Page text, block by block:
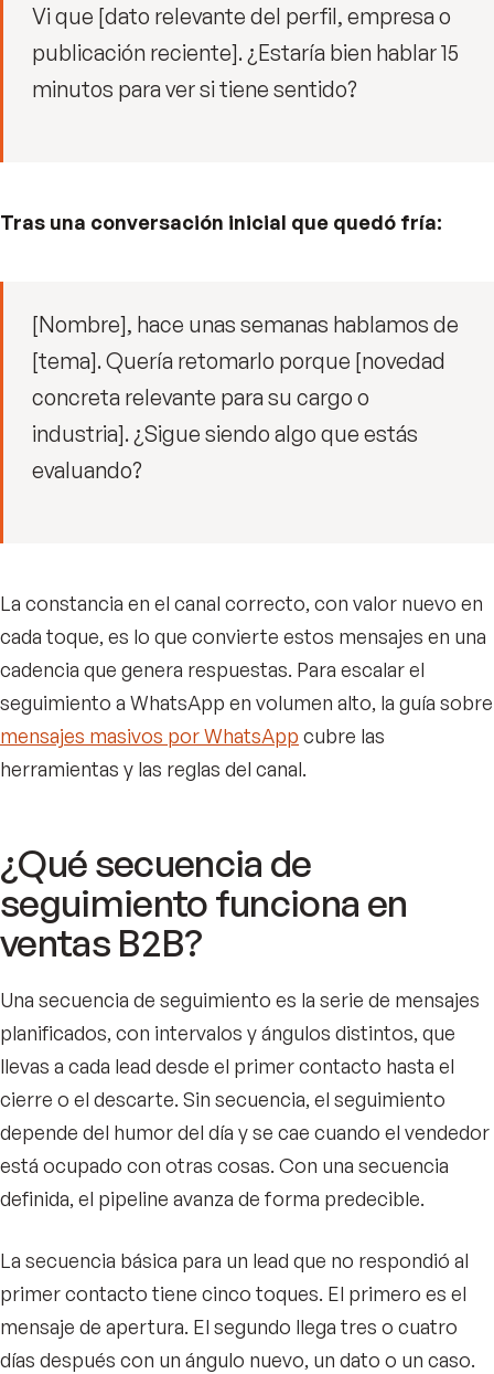
Vi que [dato relevante del perfil, empresa o
publicación reciente]. ¿Estaría bien hablar 15
minutos para ver si tiene sentido?
Tras una conversación inicial que quedó fría:
[Nombre], hace unas semanas hablamos de
[tema]. Quería retomarlo porque [novedad
concreta relevante para su cargo o
industria]. ¿Sigue siendo algo que estás
evaluando?
La constancia en el canal correcto, con valor nuevo en
cada toque, es lo que convierte estos mensajes en una
cadencia que genera respuestas. Para escalar el
seguimiento a WhatsApp en volumen alto, la guía sobre
mensajes masivos por WhatsApp cubre las
herramientas y las reglas del canal.
¿Qué secuencia de
seguimiento funciona en
ventas B2B?
Una secuencia de seguimiento es la serie de mensajes
planificados, con intervalos y ángulos distintos, que
llevas a cada lead desde el primer contacto hasta el
cierre o el descarte. Sin secuencia, el seguimiento
depende del humor del día y se cae cuando el vendedor
está ocupado con otras cosas. Con una secuencia
definida, el pipeline avanza de forma predecible.
La secuencia básica para un lead que no respondió al
primer contacto tiene cinco toques. El primero es el
mensaje de apertura. El segundo llega tres o cuatro
días después con un ángulo nuevo, un dato o un caso.